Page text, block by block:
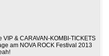
& CARAVAN-KOMBI-TICKETS
am NOVA ROCK Festival 2013